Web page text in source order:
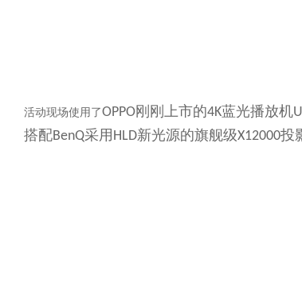
活动现场使用了OPPO刚刚上市的4K蓝光播放机
搭配BenQ采用 HLD新光源的旗舰级X12000投